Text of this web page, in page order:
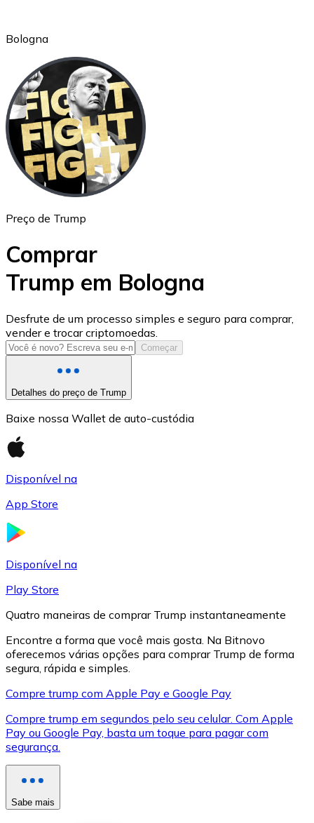
Ethereum
ETH
USD Coin
USDC
XRP
XRP
Ver tudo
Bologna
Preço de Trump
Comprar
Trump em Bologna
Desfrute de um processo simples e seguro para comprar,
vender e trocar criptomoedas.
Começar
Detalhes do preço de Trump
Baixe nossa Wallet de auto-custódia
Disponível na
App Store
Disponível na
Play Store
Quatro maneiras de comprar Trump instantaneamente
Encontre a forma que você mais gosta. Na Bitnovo
oferecemos várias opções para comprar Trump de forma
segura, rápida e simples.
Compre trump com Apple Pay e Google Pay
Compre trump em segundos pelo seu celular. Com Apple
Pay ou Google Pay, basta um toque para pagar com
segurança.
Sabe mais